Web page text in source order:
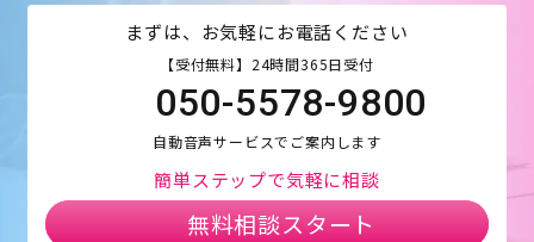
まずは、お気軽にお電話ください
【受付無料】24時間365日受付
050-5578-9800
自動音声サービスでご案内します
簡単ステップで気軽に相談
無料相談スタート